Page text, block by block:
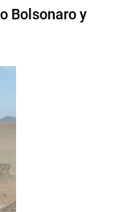
Bolsonaro y